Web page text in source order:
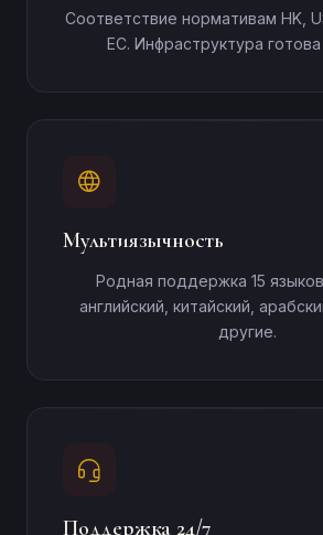
Соответствие нормативам HK,
ЕС. Инфраструктура готова
Мультиязычность
Родная поддержка 15
английский, китайский,
другие.
Поддержка 24/7